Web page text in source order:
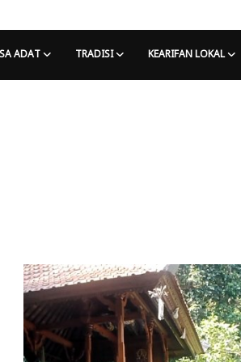
ADAT TRADISI KEARIFAN LOKAL